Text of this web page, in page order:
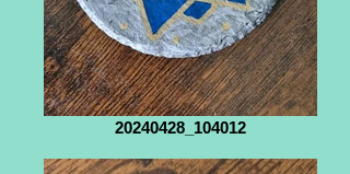
20240428_104012